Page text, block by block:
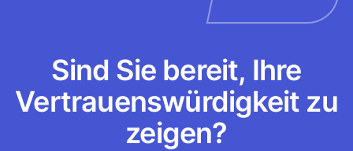
Sind Sie bereit, Ihre
Vertrauenswürdigkeit zu
zeigen?